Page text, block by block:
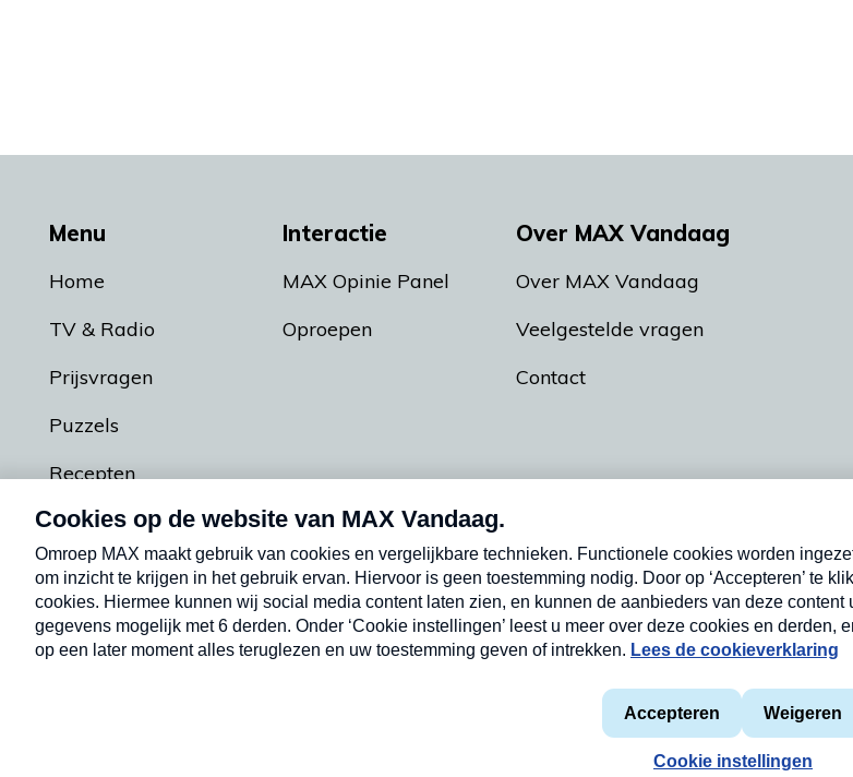
Menu
Home
TV & Radio
Prijsvragen
Puzzels
Recepten
Podcasts
Interactie
MAX Opinie Panel
Oproepen
Over MAX Vandaag
Over MAX Vandaag
Veelgestelde vragen
Contact
Privacyverklaring
Cookieverklaring